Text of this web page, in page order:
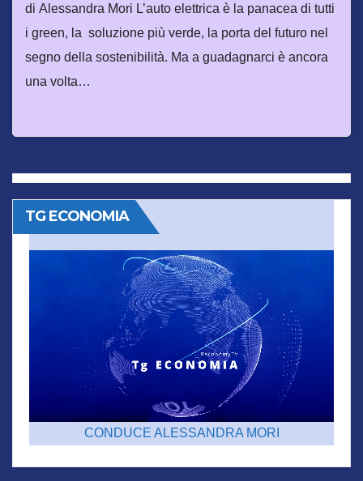
di Alessandra Mori L’auto elettrica è la panacea di tutti
i green, la soluzione più verde, la porta del futuro nel
segno della sostenibilità. Ma a guadagnarci è ancora
una volta…
TG ECONOMIA
CONDUCE ALESSANDRA MORI